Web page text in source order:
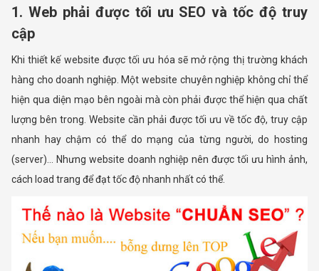
1. Web phải được tối ưu SEO và tốc độ truy
cập
Khi thiết kế website được tối ưu hóa sẽ mở rộng thị trường khách
hàng cho doanh nghiệp. Một website chuyên nghiệp không chỉ thể
hiện qua diện mạo bên ngoài mà còn phải được thể hiện qua chất
lượng bên trong. Website cần phải được tối ưu về tốc độ, truy cập
nhanh hay chậm có thể do mạng của từng người, do hosting
(server)... Nhưng website doanh nghiệp nên được tối ưu hình ảnh,
cách load trang để đạt tốc độ nhanh nhất có thể.